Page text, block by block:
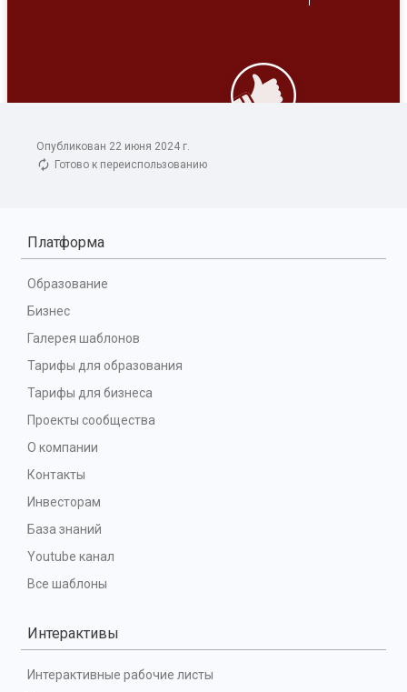
Опубликован 22 июня 2024 г.
Готово к переиспользованию
Платформа
Образование
Бизнес
Галерея шаблонов
Тарифы для образования
Тарифы для бизнеса
Проекты сообщества
О компании
Контакты
Инвесторам
База знаний
Youtube канал
Все шаблоны
Интерактивы
Интерактивные рабочие листы